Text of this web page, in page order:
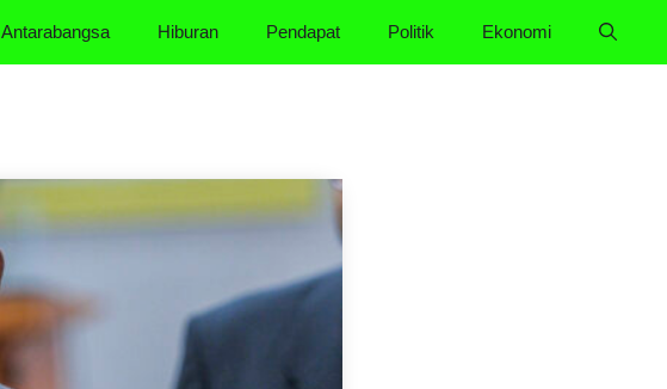
Antarabangsa Hiburan Pendapat Politik Ekonomi